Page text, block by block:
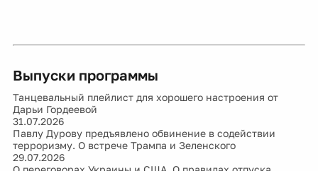
Выпуски программы
Танцевальный плейлист для хорошего настроения от
Дарьи Гордеевой
31.07.2026
Павлу Дурову предъявлено обвинение в содействии
терроризму. О встрече Трампа и Зеленского
29.07.2026